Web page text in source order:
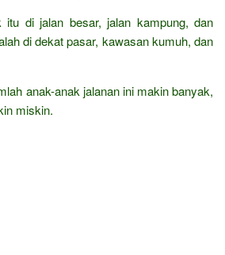
di jalan besar, jalan kampung, dan
di dekat pasar, kawasan kumuh, dan
anak-anak jalanan ini makin banyak,
miskin.